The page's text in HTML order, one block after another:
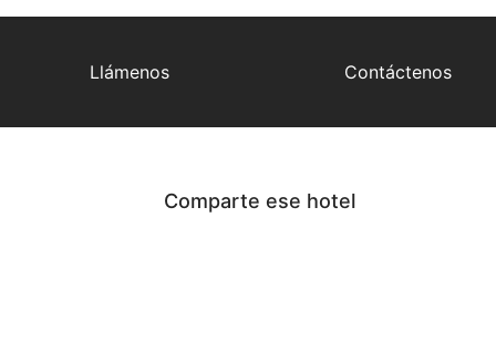
Llámenos Contáctenos
Comparte ese hotel